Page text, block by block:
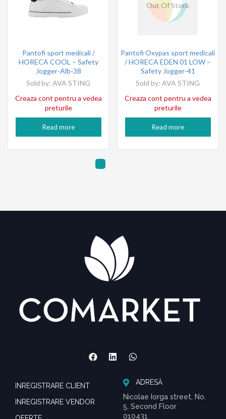
Pantofi sport medicali /
HORECA COOL – Safety
Jogger-Alb-38
Sold by: AVA STING
Creaza cont pentru a vedea
preturile
Read more
Out Of Stock
Pantofi Oxypas sport medicali
/ HORECA EDEN 01 LOW –
Safety Jogger-41
Sold by: AVA STING
Creaza cont pentru a vedea
preturile
Read more
INREGISTRARE CLIENT
INREGISTRARE VENDOR
ADRESĂ
Nicolae Iorga street, No.
5, Second Floor
010431